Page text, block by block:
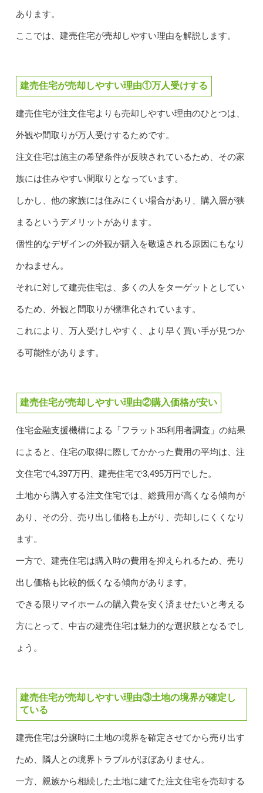
あります。
ここでは、建売住宅が売却しやすい理由を解説します。
建売住宅が売却しやすい理由①万人受けする
建売住宅が注文住宅よりも売却しやすい理由のひとつは、
外観や間取りが万人受けするためです。
注文住宅は施主の希望条件が反映されているため、その家
族には住みやすい間取りとなっています。
しかし、他の家族には住みにくい場合があり、購入層が狭
まるというデメリットがあります。
個性的なデザインの外観が購入を敬遠される原因にもなり
かねません。
それに対して建売住宅は、多くの人をターゲットとしてい
るため、外観と間取りが標準化されています。
これにより、万人受けしやすく、より早く買い手が見つか
る可能性があります。
建売住宅が売却しやすい理由②購入価格が安い
住宅金融支援機構による「フラット35利用者調査」の結果
によると、住宅の取得に際してかかった費用の平均は、注
文住宅で4,397万円、建売住宅で3,495万円でした。
土地から購入する注文住宅では、総費用が高くなる傾向が
あり、その分、売り出し価格も上がり、売却しにくくなり
ます。
一方で、建売住宅は購入時の費用を抑えられるため、売り
出し価格も比較的低くなる傾向があります。
できる限りマイホームの購入費を安く済ませたいと考える
方にとって、中古の建売住宅は魅力的な選択肢となるでし
ょう。
建売住宅が売却しやすい理由③土地の境界が確定し
ている
建売住宅は分譲時に土地の境界を確定させてから売り出す
ため、隣人との境界トラブルがほぼありません。
一方、親族から相続した土地に建てた注文住宅を売却する